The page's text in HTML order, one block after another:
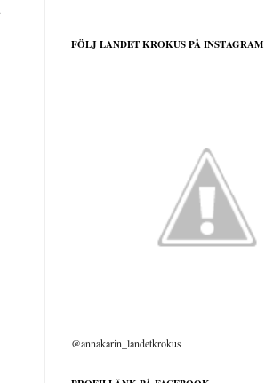
FÖLJ LANDET KROKUS PÅ INSTAGRAM
@annakarin_landetkrokus